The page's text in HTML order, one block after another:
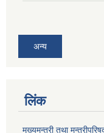
अन्य
लिंक
मुख्यमन्त्री तथा